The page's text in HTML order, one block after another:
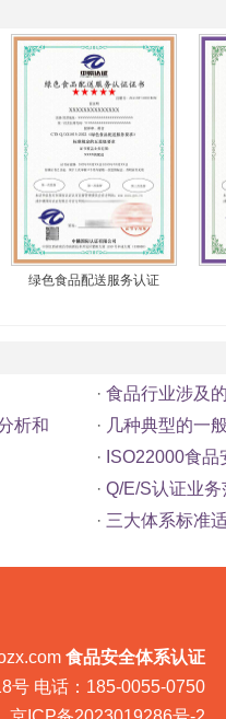
绿色食品配送服务认证
· 食品行业涉及
析和 · 几种典型的一
· ISO22000食
· Q/E/S认证业
· 三大体系标准
食品安全体系认证
号 电话：185-0055-0750